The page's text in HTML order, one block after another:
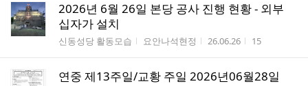
2026년 6월 26일 본당 공사 진행 현황 - 외부
십자가 설치
게시판명
신동성당 활동모습 작성자
요안나석현정 작성시간
26.06.26 조회수
15
연중 제13주일/교황 주일 2026년06월28일